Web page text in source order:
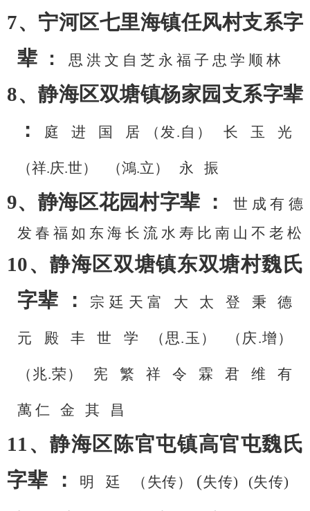
7、宁河区七里海镇任风村支系字
辈
： 思 洪 文 自 芝 永 福 子 忠 学 顺 林
8、静海区双塘镇杨家园支系字辈
：
庭 进 国 居 （发.自） 长 玉 光
（祥.庆.世） （鴻.立） 永 振
9、静海区花园村字辈 ： 世 成 有 德
发 春 福 如 东 海 长 流 水 寿 比 南 山 不 老 松
10、静海区双塘镇东双塘村魏氏
字辈 ：
宗 廷 天 富 大 太 登 秉 德
元 殿 丰 世 学 （思.玉） （庆.增）
（兆.荣） 宪 繁 祥 令 霖 君 维 有
萬 仁 金 其 昌
11、静海区陈官屯镇高官屯魏氏
字辈 ：
明 廷 （失传） (失传) (失传)